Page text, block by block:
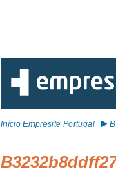
Início Empresite Portugal